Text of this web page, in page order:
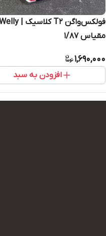
مقیاس ۱/۸۷
1,690,000
افزودن به سبد